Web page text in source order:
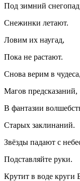
Под зимний снегопад
Снежинки летают.
Ловим их наугад,
Пока не растают.
Снова верим в чудеса,
Магов предсказаний,
В фантазии
Старых заклинаний.
Звёзды падают с
Подставляйте руки.
Крутит в воде круги